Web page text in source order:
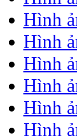
Hình
Hình
Hình
Hình
Hình
Hình